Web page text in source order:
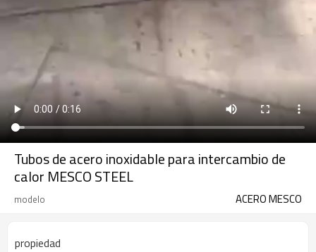
Tubos de acero inoxidable para intercambio de
calor MESCO STEEL
modelo ACERO MESCO
propiedad